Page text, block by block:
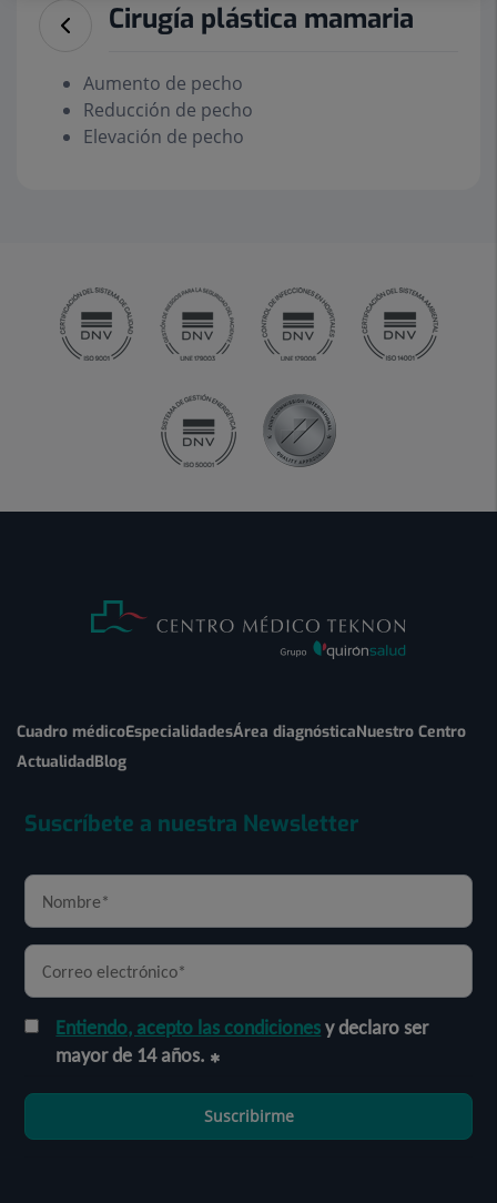
Cirugía plástica mamaria
Aumento de pecho
Reducción de pecho
Elevación de pecho
Cuadro médicoEspecialidadesÁrea diagnósticaNuestro Centro
ActualidadBlog
Suscríbete a nuestra Newsletter
Entiendo, acepto las condicionesy declaro ser
mayor de 14 años.
Suscribirme